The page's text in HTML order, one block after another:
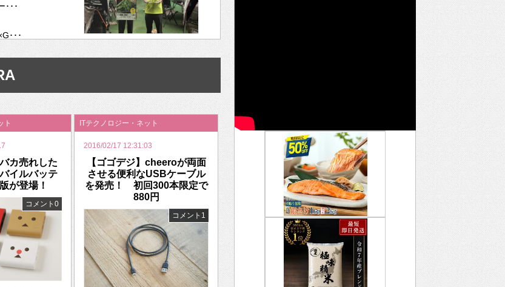
･･･
･･･
今話し･･･
TE･･･
ト
カ売れした
イルバッテ
が登場！
コメント0
ITテクノロジー・ネット
2016/02/17 12:31:03
【ゴゴデジ】cheeroが両面
させる便利なUSBケーブル
を発売！ 初回300本限定で
880円
コメント1